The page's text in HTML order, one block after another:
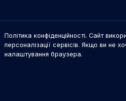
Політика конфіденційності. Сайт
персоналізації сервісів. Якщо ви не
налаштування браузера.